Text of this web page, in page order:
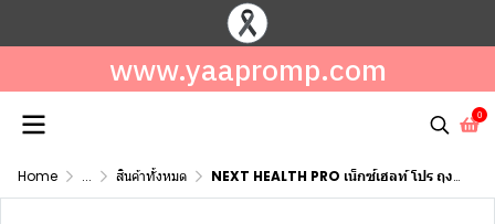
www.yaapromp.com
0
Home ... สินค้าทั้งหมด NEXT HEALTH PRO เน็กซ์เฮลท์ โปร ถุงมือยาง ชนิดมีแป้ง (ไซส์ S,M,L)